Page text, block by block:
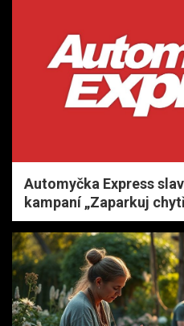
Automyčka Express
kampaní „Zaparkuj